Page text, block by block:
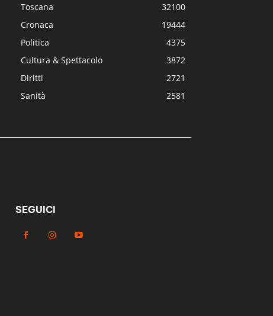
Toscana
32100
Cronaca
19444
Politica
4375
Cultura & Spettacolo
3872
Diritti
2721
Sanità
2581
SEGUICI